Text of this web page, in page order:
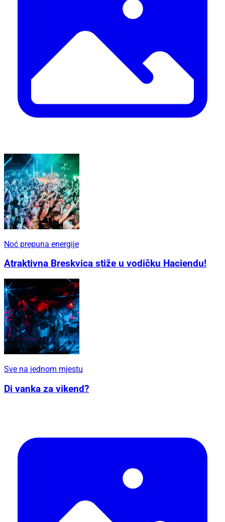
Noć prepuna energije
Atraktivna Breskvica stiže u vodičku Haciendu!
Sve na jednom mjestu
Di vanka za vikend?